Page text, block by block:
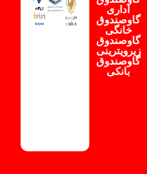
اداری
گاوصندوق
خانگی
گاوصندوق
زیرویترینی
گاوصندوق
بانکی